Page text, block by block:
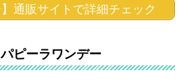
通販サイトで詳細チェック
ピーラワンデー